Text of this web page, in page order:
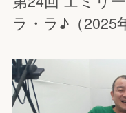
ラ・ラ♪（2025